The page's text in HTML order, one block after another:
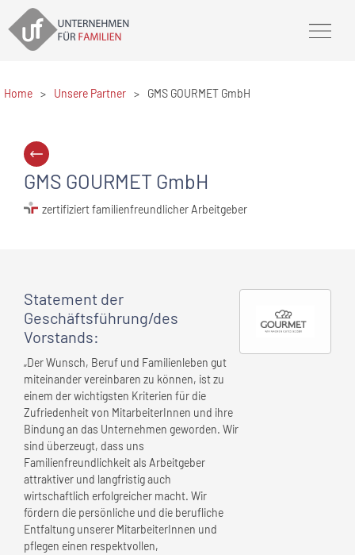
Home > Unsere Partner > GMS GOURMET GmbH
GMS GOURMET GmbH
zertifiziert familienfreundlicher Arbeitgeber
Statement der
Geschäftsführung/des
Vorstands:
„Der Wunsch, Beruf und Familienleben gut
miteinander vereinbaren zu können, ist zu
einem der wichtigsten Kriterien für die
Zufriedenheit von MitarbeiterInnen und ihre
Bindung an das Unternehmen geworden. Wir
sind überzeugt, dass uns
Familienfreundlichkeit als Arbeitgeber
attraktiver und langfristig auch
wirtschaftlich erfolgreicher macht. Wir
fördern die persönliche und die berufliche
Entfaltung unserer MitarbeiterInnen und
pflegen einen respektvollen,